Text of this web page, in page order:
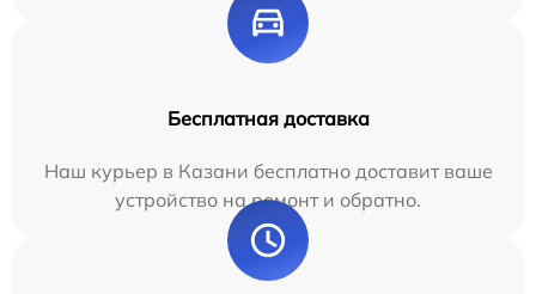
Бесплатная доставка
Наш курьер в Казани бесплатно доставит ваше
устройство на ремонт и обратно.